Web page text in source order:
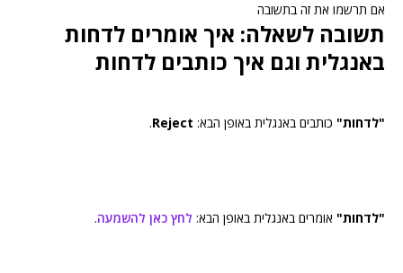
אם תרשמו את זה בתשובה
תשובה לשאלה: איך אומרים לדחות
באנגלית וגם איך כותבים לדחות
"לדחות" כותבים באנגלית באופן הבא: Reject
.
"לדחות" אומרים באנגלית באופן הבא: לחץ כאן להשמעה.